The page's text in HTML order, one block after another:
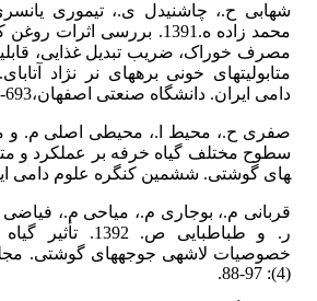
شهابی ح.، چاشنی­دل ی.، تیموری
محمد زاده ه.1391. بررسی
مصرف خوراک، ضریب تبدیل غذایی،
متابولیت­های خونی بره­های نر نژاد
دامی ایران. دانشگاه صنعتی اصفهان،693-689.
های گوشتی. ششمین کنگره علوم دامی
قربانی م.، بوجاری م.، میاحی م.،
ر. و طباطبایی ص.
(4): 97-88.